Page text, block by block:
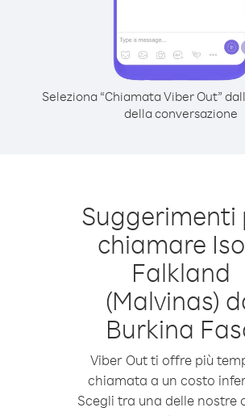
Seleziona “Chiamata Viber Out”
della conversazione
Suggerimenti
chiamare
Falkland
(Malvinas)
Burkina
Viber Out ti offre più
chiamata a un costo
Scegli tra una delle nostre